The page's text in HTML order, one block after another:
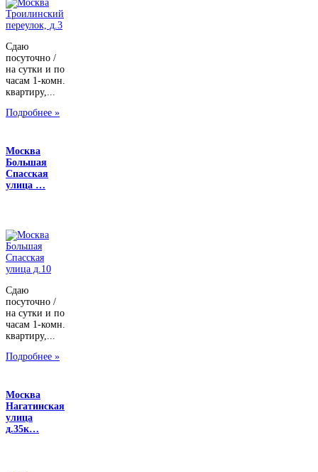
Сдаю
посуточно /
на сутки и по
часам 1-комн.
квартиру,...
Подробнее »
Москва
Большая
Спасская
улица …
Сдаю
посуточно /
на сутки и по
часам 1-комн.
квартиру,...
Подробнее »
Москва
Нагатинская
улица
д.35к…